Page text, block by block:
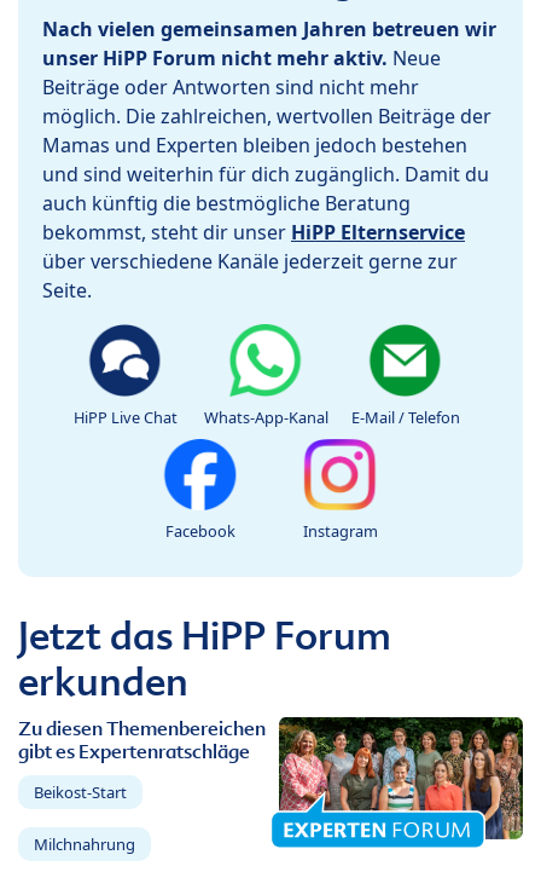
Nach vielen gemeinsamen Jahren betreuen wir
unser HiPP Forum nicht mehr aktiv. Neue
Beiträge oder Antworten sind nicht mehr
möglich. Die zahlreichen, wertvollen Beiträge der
Mamas und Experten bleiben jedoch bestehen
und sind weiterhin für dich zugänglich. Damit du
auch künftig die bestmögliche Beratung
bekommst, steht dir unser HiPP Elternservice
über verschiedene Kanäle jederzeit gerne zur
Seite.
HiPP Live Chat Whats-App-Kanal E-Mail / Telefon
Facebook Instagram
Jetzt das HiPP Forum
erkunden
Zu diesen Themenbereichen
gibt es Expertenratschläge
Beikost-Start
Milchnahrung